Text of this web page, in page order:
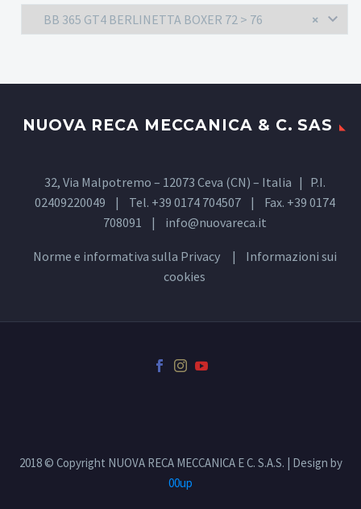
×
BB 365 GT4 BERLINETTA BOXER 72 > 76
NUOVA RECA MECCANICA & C. SAS
32, Via Malpotremo – 12073 Ceva (CN) – Italia | P.I.
02409220049 | Tel. +39 0174 704507 | Fax. +39 0174
708091 | info@nuovareca.it
Norme e informativa sulla Privacy| Informazioni sui
cookies
2018 © Copyright NUOVA RECA MECCANICA E C. S.A.S. | Design by
00up